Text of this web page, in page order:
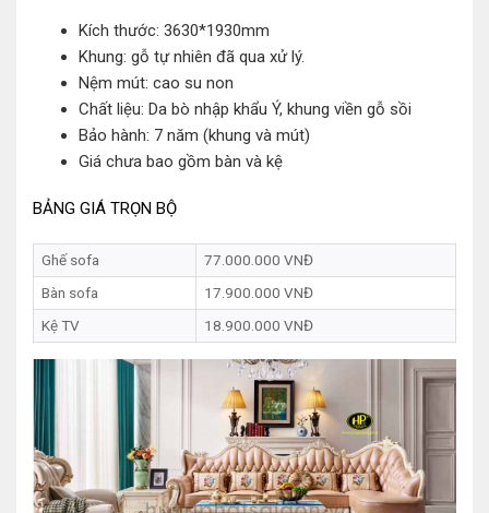
Kích thước: 3630*1930mm
Khung: gỗ tự nhiên đã qua xử lý.
Nệm mút: cao su non
Chất liệu: Da bò nhập khẩu Ý, khung viền gỗ sồi
Bảo hành: 7 năm (khung và mút)
Giá chưa bao gồm bàn và kệ
BẢNG GIÁ TRỌN BỘ
Ghế sofa
77.000.000 VNĐ
Bàn sofa
17.900.000 VNĐ
Kệ TV
18.900.000 VNĐ